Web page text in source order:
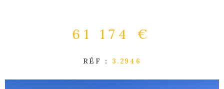
61 174 €
RÉF : 3.2946